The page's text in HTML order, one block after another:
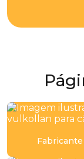
Distribuidor
Distribuidora de